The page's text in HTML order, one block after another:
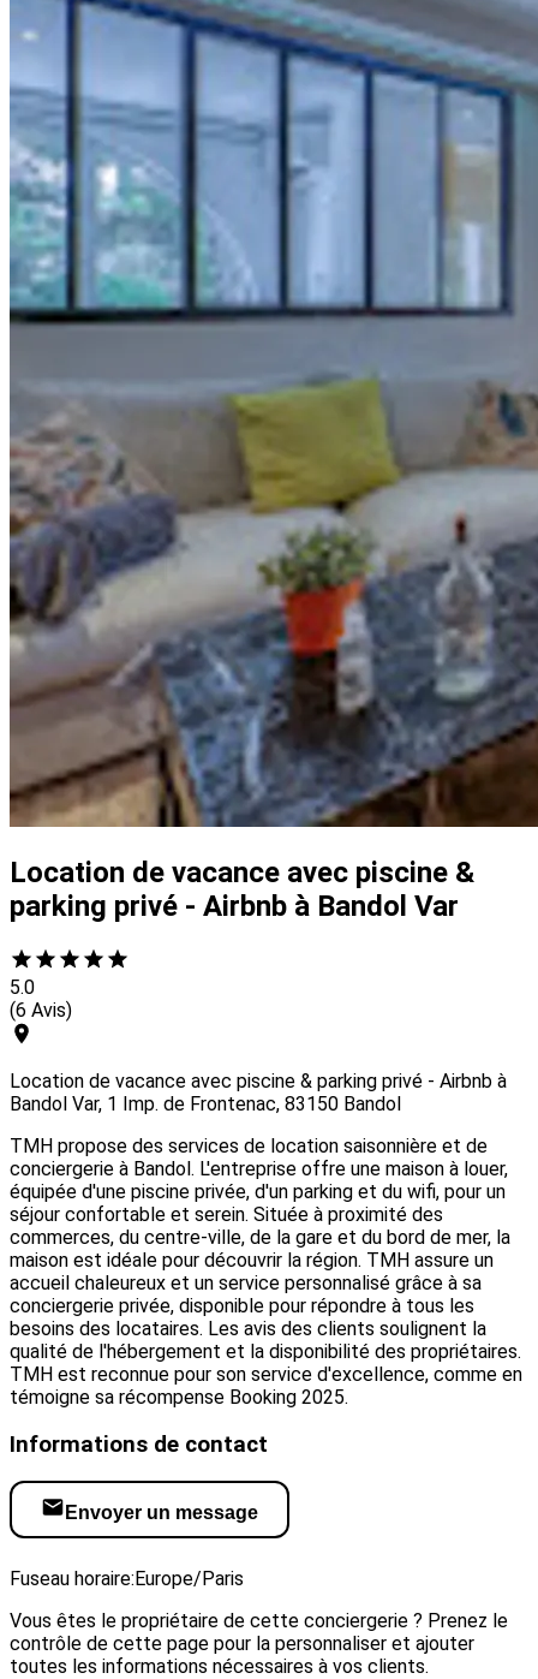
Location de vacance avec piscine &
parking privé - Airbnb à Bandol Var
5.0
(6 Avis)
Location de vacance avec piscine & parking privé - Airbnb à
Bandol Var, 1 Imp. de Frontenac, 83150 Bandol
TMH propose des services de location saisonnière et de
conciergerie à Bandol. L'entreprise offre une maison à louer,
équipée d'une piscine privée, d'un parking et du wifi, pour un
séjour confortable et serein. Située à proximité des
commerces, du centre-ville, de la gare et du bord de mer, la
maison est idéale pour découvrir la région. TMH assure un
accueil chaleureux et un service personnalisé grâce à sa
conciergerie privée, disponible pour répondre à tous les
besoins des locataires. Les avis des clients soulignent la
qualité de l'hébergement et la disponibilité des propriétaires.
TMH est reconnue pour son service d'excellence, comme en
témoigne sa récompense Booking 2025.
Informations de contact
Envoyer un message
Fuseau horaire:Europe/Paris
Vous êtes le propriétaire de cette conciergerie ? Prenez le
contrôle de cette page pour la personnaliser et ajouter
toutes les informations nécessaires à vos clients.